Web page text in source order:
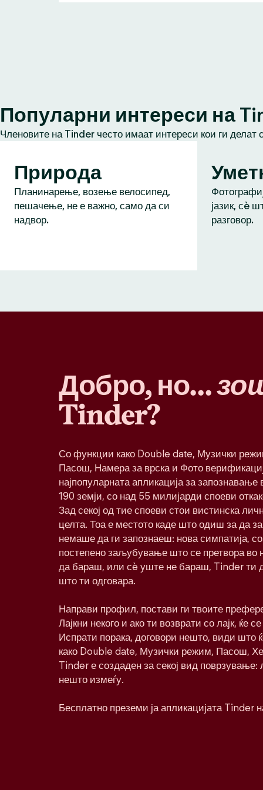
Популарни интереси на
Членовите на Tinder често имаат интереси кои ги делат
Природа
Планинарење, возење велосипед,
пешачење, не е важно, само да си
надвор.
јазик, сè
разговор.
Добро, но…
Tinder?
Со функции како Double date, Музички
Пасош, Намера за врска и Фото
најпопуларната апликација за запознавање
190 земји, со над 55 милијарди споеви
Зад секој од тие споеви стои вистинска
целта. Тоа е местото каде што одиш за да
немаше да ги запознаеш: нова симпатија,
постепено заљубување што се претвора во
да бараш, или сè уште не бараш, Tinder ти
што ти одговара.
Направи профил, постави ги твоите
Лајкни некого и ако ти возврати со лајк, ќе
Испрати порака, договори нешто, види што
како Double date, Музички режим, Пасош,
Tinder е создаден за секој вид
нешто измеѓу.
Бесплатно преземи ја апликацијата Tinder